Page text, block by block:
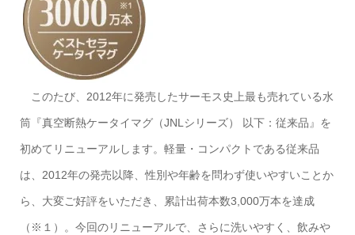
このたび、2012年に発売したサーモス史上最も売れている水
筒『真空断熱ケータイマグ（JNLシリーズ） 以下：従来品』を
初めてリニューアルします。軽量・コンパクトである従来品
は、2012年の発売以降、性別や年齢を問わず使いやすいことか
ら、大変ご好評をいただき、累計出荷本数3,000万本を達成
（※１）。今回のリニューアルで、さらに洗いやすく、飲みや